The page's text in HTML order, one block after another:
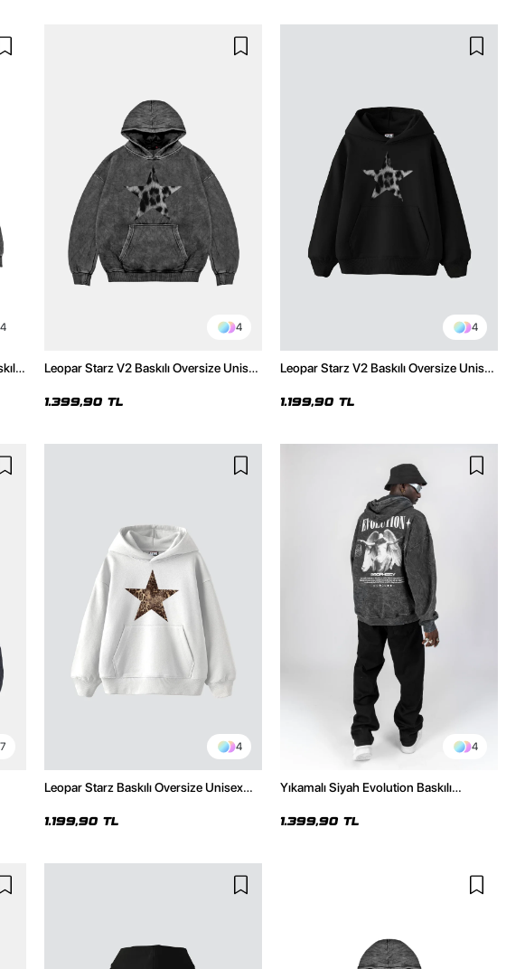
4 4
Leopar Starz V2 Baskılı Oversize Unisex
1.399,90 TL
4
Leopar Starz V2 Baskılı Oversize Unisex
1.199,90 TL
7 4
Leopar Starz Baskılı Oversize Unisex
1.199,90 TL
4
Yıkamalı Siyah Evolution Baskılı
1.399,90 TL